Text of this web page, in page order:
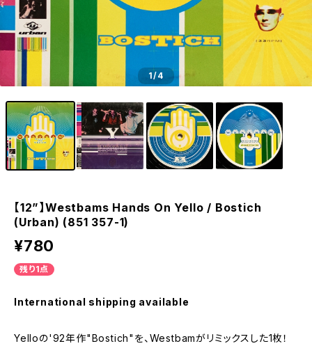
1/4
【12”】Westbams Hands On Yello / Bostich
(Urban) (851 357-1)
¥780
残り1点
International shipping available
Yelloの'92年作"Bostich"を、Westbamがリミックスした1枚！